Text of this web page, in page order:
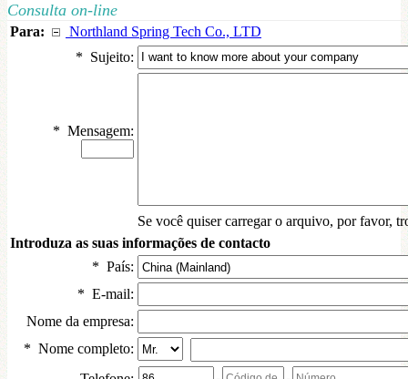
Consulta on-line
Para:
Northland Spring Tech Co., LTD
* Sujeito:
* Mensagem:
Se você quiser carregar o arquivo, por favor,
Introduza as suas informações de contacto
* País:
* E-mail:
Nome da empresa:
* Nome completo: